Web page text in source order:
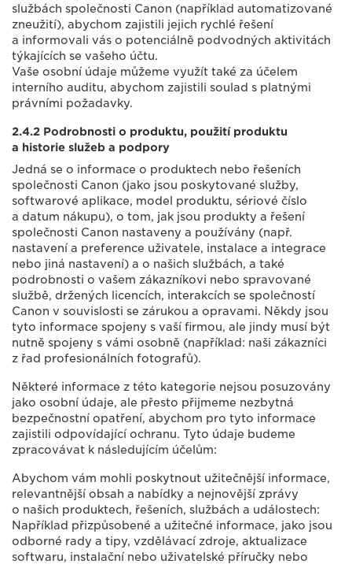
službách společnosti Canon (například automatizované
zneužití), abychom zajistili jejich rychlé řešení
a informovali vás o potenciálně podvodných aktivitách
týkajících se vašeho účtu.
Vaše osobní údaje můžeme využít také za účelem
interního auditu, abychom zajistili soulad s platnými
právními požadavky.
2.4.2 Podrobnosti o produktu, použití produktu
a historie služeb a podpory
Jedná se o informace o produktech nebo řešeních
společnosti Canon (jako jsou poskytované služby,
softwarové aplikace, model produktu, sériové číslo
a datum nákupu), o tom, jak jsou produkty a řešení
společnosti Canon nastaveny a používány (např.
nastavení a preference uživatele, instalace a integrace
nebo jiná nastavení) a o našich službách, a také
podrobnosti o vašem zákazníkovi nebo spravované
službě, držených licencích, interakcích se společností
Canon v souvislosti se zárukou a opravami. Někdy jsou
tyto informace spojeny s vaší firmou, ale jindy musí být
nutně spojeny s vámi osobně (například: naši zákazníci
z řad profesionálních fotografů).
Některé informace z této kategorie nejsou posuzovány
jako osobní údaje, ale přesto přijmeme nezbytná
bezpečnostní opatření, abychom pro tyto informace
zajistili odpovídající ochranu. Tyto údaje budeme
zpracovávat k následujícím účelům:
Abychom vám mohli poskytnout užitečnější informace,
relevantnější obsah a nabídky a nejnovější zprávy
o našich produktech, řešeních, službách a událostech:
Například přizpůsobené a užitečné informace, jako jsou
odborné rady a tipy, vzdělávací zdroje, aktualizace
softwaru, instalační nebo uživatelské příručky nebo